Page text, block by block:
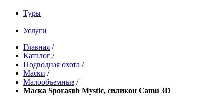
Туры
Услуги
Главная /
Каталог /
Подводная охота /
Маски /
Малообъемные /
Маска Sporasub Mystic, силикон Camu 3D